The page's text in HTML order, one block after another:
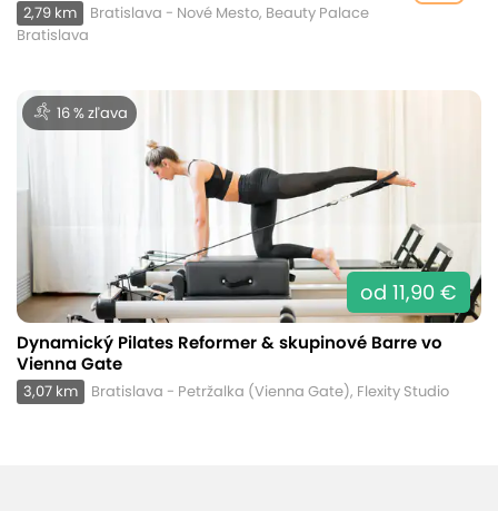
2,79 km
Bratislava - Nové Mesto, Beauty Palace
Bratislava
16 % zľava
od 11,90 €
Dynamický Pilates Reformer & skupinové Barre vo
Vienna Gate
3,07 km Bratislava - Petržalka (Vienna Gate), Flexity Studio